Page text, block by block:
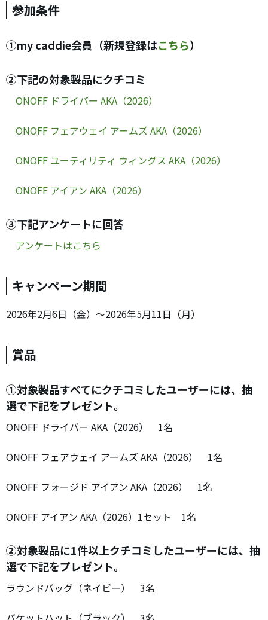
参加条件
①my caddie会員（新規登録はこちら）
②下記の対象製品にクチコミ
ONOFF ドライバー AKA（2026）
ONOFF フェアウェイ アームズ AKA（2026）
ONOFF ユーティリティ ウィングス AKA（2026）
ONOFF アイアン AKA（2026）
③下記アンケートに回答
アンケートはこちら
キャンペーン期間
2026年2月6日（金）～2026年5月11日（月）
賞品
①対象製品すべてにクチコミしたユーザーには、抽
選で下記をプレゼント。
ONOFF ドライバー AKA（2026） 1名
ONOFF フェアウェイ アームズ AKA（2026） 1名
ONOFF フォージド アイアン AKA（2026） 1名
ONOFF アイアン AKA（2026）1セット 1名
②対象製品に1件以上クチコミしたユーザーには、抽
選で下記をプレゼント。
ラウンドバッグ（ネイビー） 3名